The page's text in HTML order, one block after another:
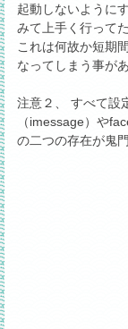
起動しないように
みて上手く行って
これは何故か短期
なってしまう事が
注意２、 すべて設
（imessage）や
の二つの存在が鬼